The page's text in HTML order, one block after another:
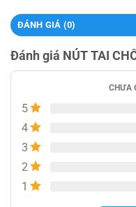
ĐÁNH GIÁ (0)
Đánh giá NÚT TAI
CHƯA
5
4
3
2
1